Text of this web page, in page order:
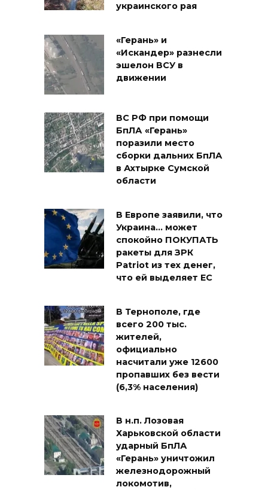
украинского рая
«Герань» и
«Искандер» разнесли
эшелон ВСУ в
движении
ВС РФ при помощи
БпЛА «Герань»
поразили место
сборки дальних БпЛА
в Ахтырке Сумской
области
В Европе заявили, что
Украина… может
спокойно ПОКУПАТЬ
ракеты для ЗРК
Patriot из тех денег,
что ей выделяет ЕС
В Тернополе, где
всего 200 тыс.
жителей,
официально
насчитали уже 12600
пропавших без вести
(6,3% населения)
В н.п. Лозовая
Харьковской области
ударный БпЛА
«Герань» уничтожил
железнодорожный
локомотив,